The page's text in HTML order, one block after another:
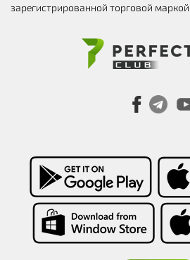
зарегистрированной торговой